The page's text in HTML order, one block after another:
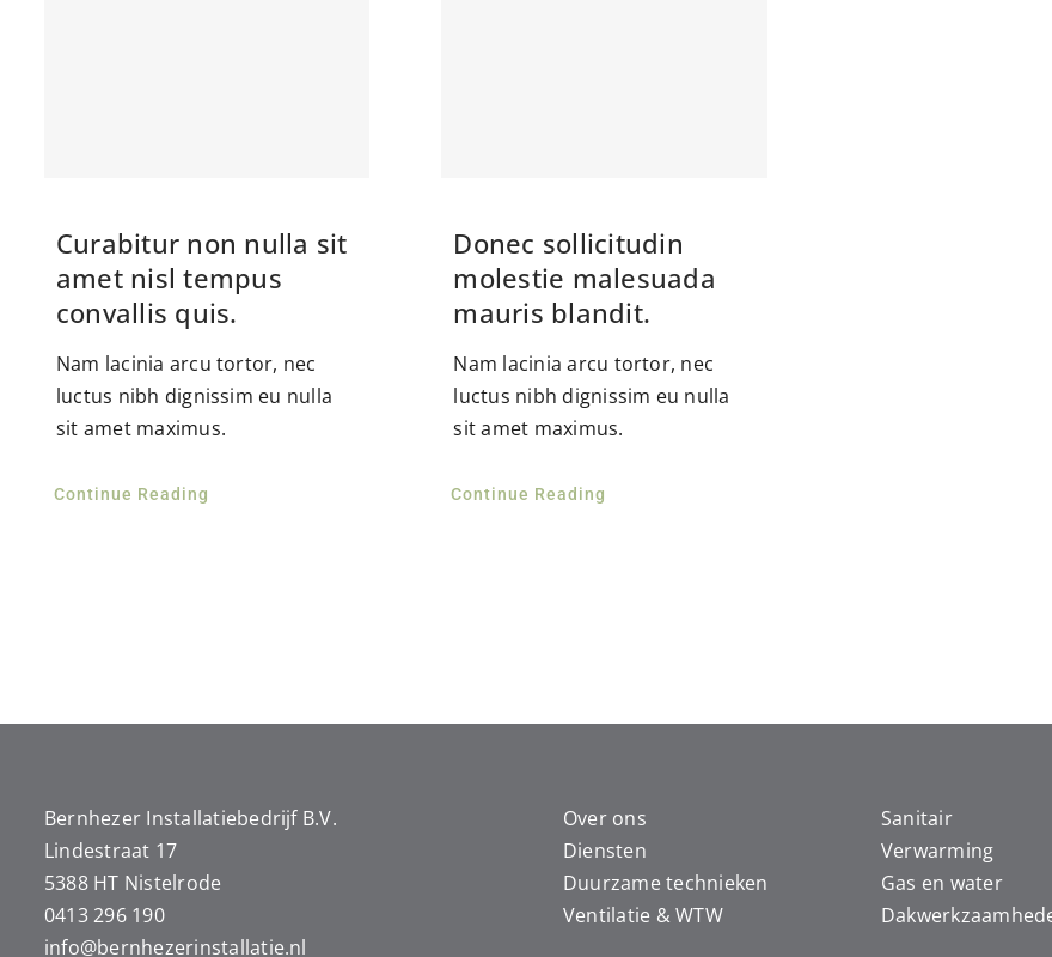
Curabitur non nulla sit
amet nisl tempus
convallis quis.
Nam lacinia arcu tortor, nec
luctus nibh dignissim eu nulla
sit amet maximus.
Continue Reading
Donec sollicitudin
molestie malesuada
mauris blandit.
Nam lacinia arcu tortor, nec
luctus nibh dignissim eu nulla
sit amet maximus.
Continue Reading
Bernhezer Installatiebedrijf B.V.
Lindestraat 17
5388 HT Nistelrode
0413 296 190
info@bernhezerinstallatie.nl
Over ons
Diensten
Duurzame technieken
Ventilatie & WTW
Sanitair
Verwarming
Gas en water